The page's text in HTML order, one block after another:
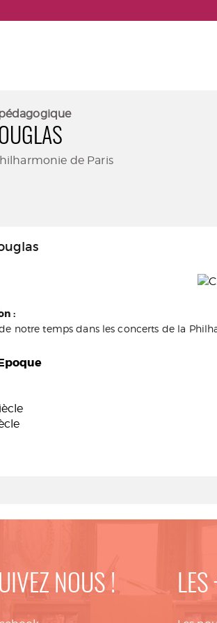
de Paris
:
notre temps dans les concerts de la
NOUS !